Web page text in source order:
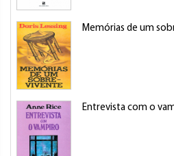
Memórias de um
Entrevista com o